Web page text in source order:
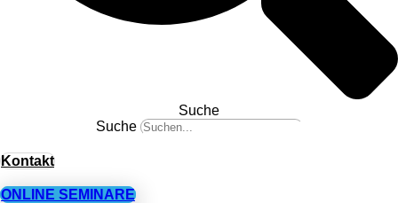
Suche
Suche
Kontakt
ONLINE SEMINARE